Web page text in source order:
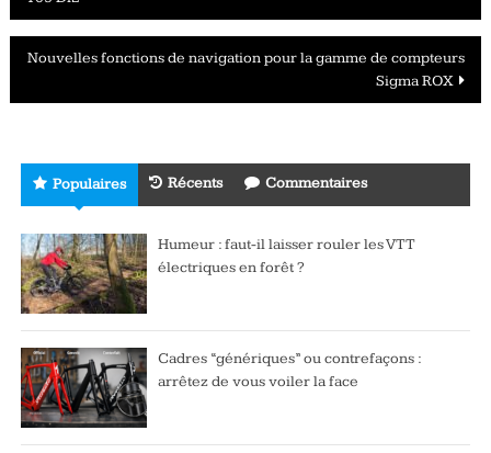
des
articles
Nouvelles fonctions de navigation pour la gamme de compteurs
Sigma ROX
Populaires Récents Commentaires
Humeur : faut-il laisser rouler les VTT
électriques en forêt ?
Cadres “génériques” ou contrefaçons :
arrêtez de vous voiler la face